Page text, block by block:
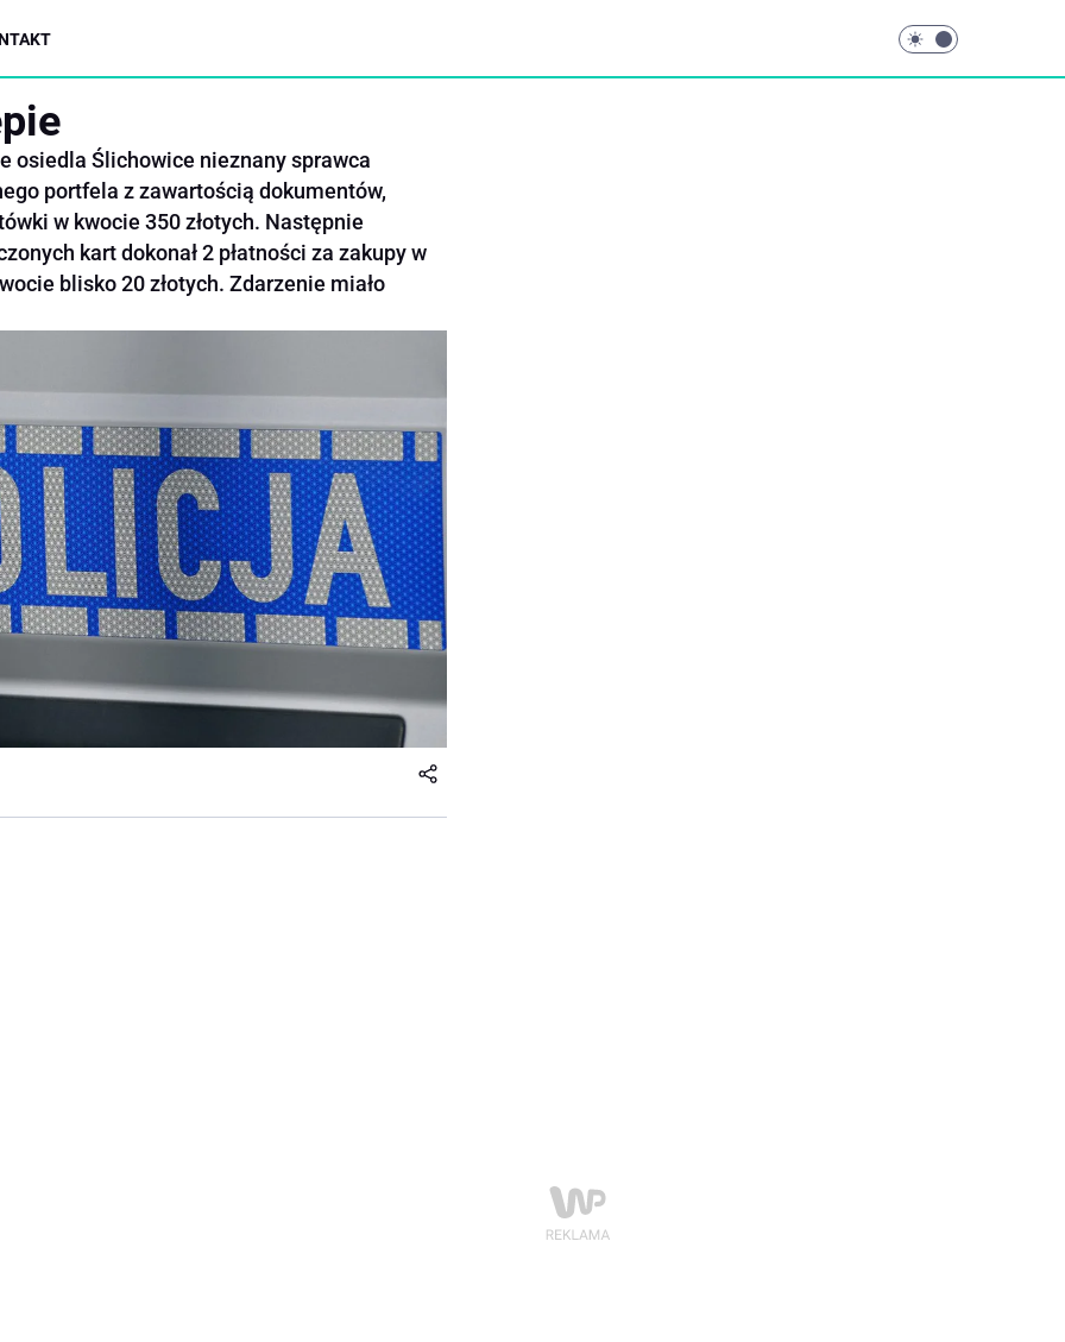
osiedla Ślichowice nieznany sprawca
portfela z zawartością dokumentów,
w kwocie 350 złotych. Następnie
kart dokonał 2 płatności za zakupy w
blisko 20 złotych. Zdarzenie miało